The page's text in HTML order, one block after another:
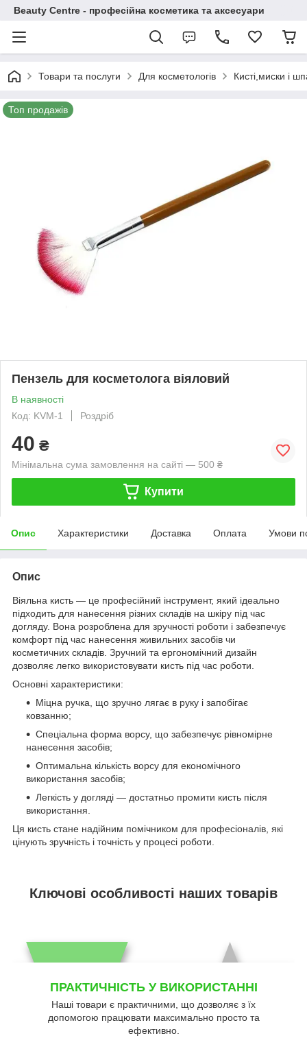
Beauty Centre - професійна косметика та аксесуари
Товари та послуги Для косметологів Кисті,миски і
Топ продажів
Пензель для косметолога віяловий
В наявності
Код: KVM-1
Роздріб
40 ₴
Мінімальна сума замовлення на сайті — 500 ₴
Купити
Опис Характеристики Доставка Оплата Умови
Опис
Віяльна кисть — це професійний інструмент, який ідеально
підходить для нанесення різних складів на шкіру під час
догляду. Вона розроблена для зручності роботи і забезпечує
комфорт під час нанесення живильних засобів чи
косметичних складів. Зручний та ергономічний дизайн
дозволяє легко використовувати кисть під час роботи.
Основні характеристики:
Міцна ручка, що зручно лягає в руку і запобігає
ковзанню;
Спеціальна форма ворсу, що забезпечує рівномірне
нанесення засобів;
Оптимальна кількість ворсу для економічного
використання засобів;
Легкість у догляді — достатньо промити кисть після
використання.
Ця кисть стане надійним помічником для професіоналів, які
цінують зручність і точність у процесі роботи.
Ключові особливості наших товарів
ПРАКТИЧНІСТЬ У ВИКОРИСТАННІ
Наші товари є практичними, що дозволяє з їх
допомогою працювати максимально просто та
ефективно.